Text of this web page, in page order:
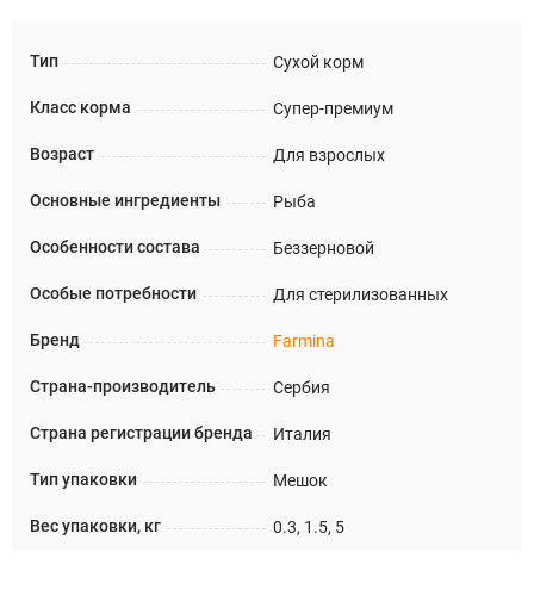
Тип Сухой корм
Класс корма Супер-премиум
Возраст Для взрослых
Основные ингредиенты Рыба
Особенности состава Беззерновой
Особые потребности Для стерилизованных
Бренд Farmina
Страна-производитель Сербия
Страна регистрации бренда Италия
Тип упаковки Мешок
Вес упаковки, кг 0.3, 1.5, 5